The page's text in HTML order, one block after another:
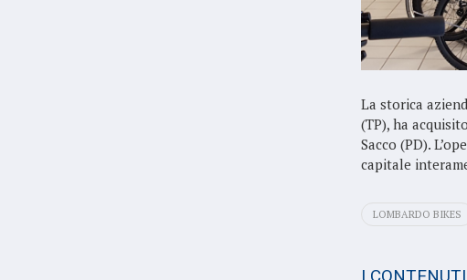
La storica
(TP), ha
Sacco (PD).
capitale
LOMBARDO BIKES